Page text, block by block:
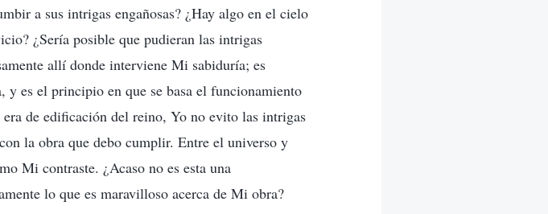
a sus intrigas engañosas? ¿Hay algo en el cielo
¿Sería posible que pudieran las intrigas
allí donde interviene Mi sabiduría; es
es el principio en que se basa el funcionamiento
de edificación del reino, Yo no evito las intrigas
la obra que debo cumplir. Entre el universo y
Mi contraste. ¿Acaso no es esta una
lo que es maravilloso acerca de Mi obra?